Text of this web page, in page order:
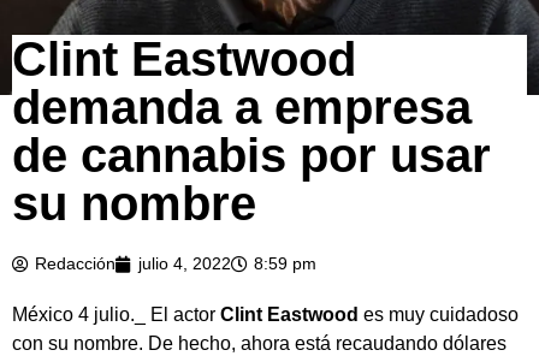
Clint Eastwood
demanda a empresa
de cannabis por usar
su nombre
Redacción julio 4, 2022 8:59 pm
México 4 julio._ El actor Clint Eastwood es muy cuidadoso
con su nombre. De hecho, ahora está recaudando dólares